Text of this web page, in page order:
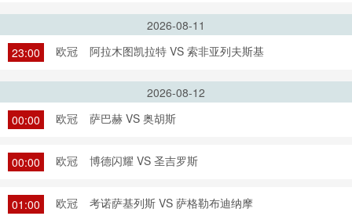
2026-08-11
23:00
欧冠 阿拉木图凯拉特 VS 索非亚列夫斯基
2026-08-12
00:00
欧冠 萨巴赫 VS 奥胡斯
00:00 欧冠 博德闪耀 VS 圣吉罗斯
01:00 欧冠 考诺萨基列斯 VS 萨格勒布迪纳摩